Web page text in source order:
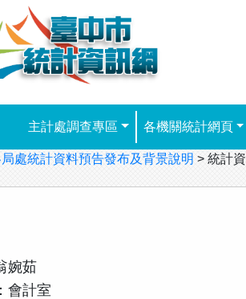
主計處調查專區 各機關統計網頁
處統計資料預告發布及背景說明 > 統計
婉茹
會計室